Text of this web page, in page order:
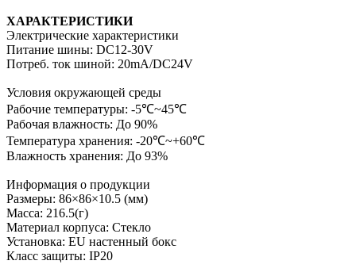
ХАРАКТЕРИСТИКИ
Электрические характеристики
Питание шины: DC12-30V
Потреб. ток шиной: 20mA/DC24V
Условия окружающей среды
Рабочие температуры: -5℃~45℃
Рабочая влажность: До 90%
Температура хранения: -20℃~+60℃
Влажность хранения: До 93%
Информация о продукции
Размеры: 86×86×10.5 (мм)
Масса: 216.5(г)
Материал корпуса: Стекло
Установка: EU настенный бокс
Класс защиты: IP20